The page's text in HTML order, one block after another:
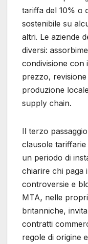
tariffa del 10% o
sostenibile su
altri. Le aziende
diversi:
condivisione con
prezzo,
produzione
supply chain.
Il terzo
clausole
un periodo di
chiarire chi paga
controversie e
MTA, nelle
britanniche,
contratti
regole di origine